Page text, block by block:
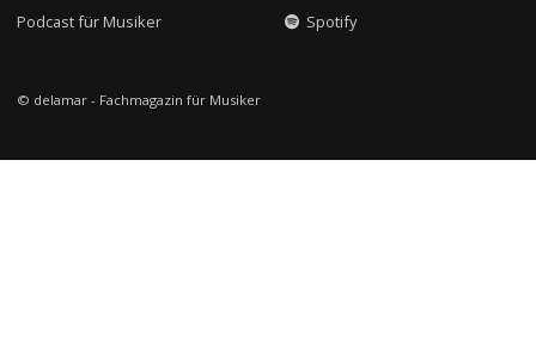
Podcast für Musiker
Spotify
© delamar - Fachmagazin für Musiker